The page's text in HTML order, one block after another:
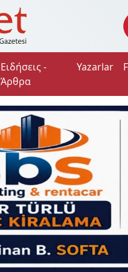
Ειδήσεις -
Άρθρα
Yazarlar